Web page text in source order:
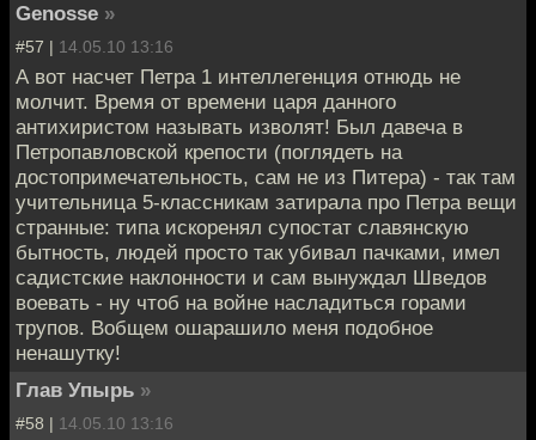
Genosse »
#57 | 14.05.10 13:16
А вот насчет Петра 1 интеллегенция отнюдь не
молчит. Время от времени царя данного
антихиристом называть изволят! Был давеча в
Петропавловской крепости (поглядеть на
достопримечательность, сам не из Питера) - так там
учительница 5-классникам затирала про Петра вещи
странные: типа искоренял супостат славянскую
бытность, людей просто так убивал пачками, имел
садистские наклонности и сам вынуждал Шведов
воевать - ну чтоб на войне насладиться горами
трупов. Вобщем ошарашило меня подобное
ненашутку!
Глав Упырь »
#58 | 14.05.10 13:16